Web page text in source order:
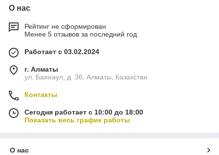
О нас
Рейтинг не сформирован
Менее 5 отзывов за последний год
Работает с 03.02.2024
г. Алматы
ул. Баянаул, д. 36, Алматы, Казахстан
Контакты
Сегодня работает с 10:00 до 18:00
Показать весь график работы
О нас